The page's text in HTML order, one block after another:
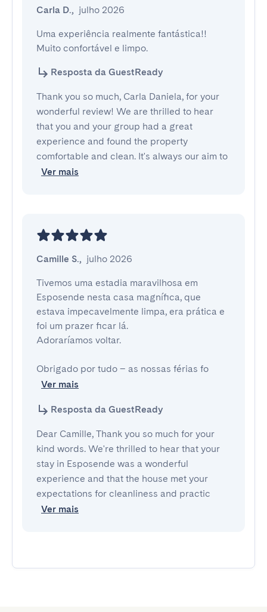
Carla D., julho 2026
Uma experiência realmente fantástica!!
Muito confortável e limpo.
Resposta da GuestReady
Thank you so much, Carla Daniela, for your
wonderful review! We are thrilled to hear
that you and your group had a great
experience and found the property
comfortable and clean. It's always our aim to
Ver mais
Camille S., julho 2026
Tivemos uma estadia maravilhosa em
Esposende nesta casa magnífica, que
estava impecavelmente limpa, era prática e
foi um prazer ficar lá.
Adoraríamos voltar.
Obrigado por tudo – as nossas férias fo
Ver mais
Resposta da GuestReady
Dear Camille, Thank you so much for your
kind words. We're thrilled to hear that your
stay in Esposende was a wonderful
experience and that the house met your
expectations for cleanliness and practic
Ver mais